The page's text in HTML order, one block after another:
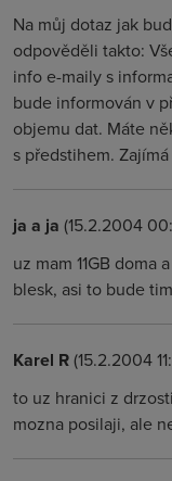
Na můj dotaz jak
odpověděli takto:
info e-maily s
bude informován v
objemu dat. Máte
s předstihem.
ja a ja (15.2.2004
uz mam 11GB doma
blesk, asi to bude
Karel R(15.2.2004
to uz hranici z
mozna posilaji, ale